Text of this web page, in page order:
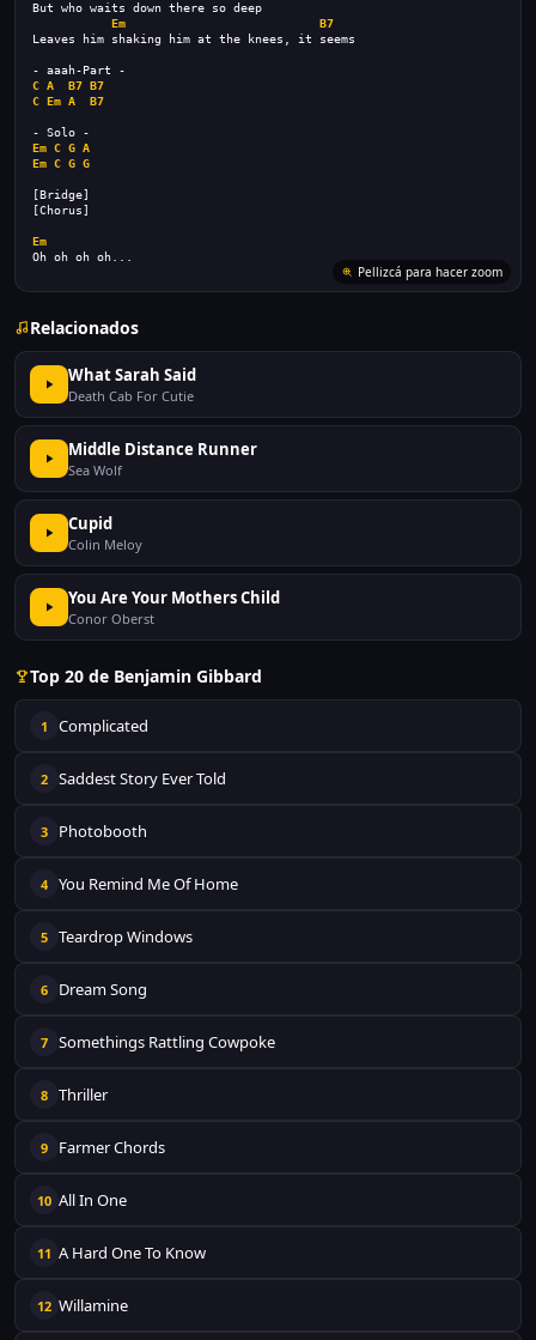
But who waits down there so deep
Em
B7
Leaves him shaking him at the knees, it seems
- aaah-Part -
C A B7 B7
C Em A B7
- Solo -
Em C G A
Em C G G
[Bridge]
[Chorus]
Em
Oh oh oh oh...
Pellizcá para hacer zoom
Relacionados
What Sarah Said
Death Cab For Cutie
Middle Distance Runner
Sea Wolf
Cupid
Colin Meloy
You Are Your Mothers Child
Conor Oberst
Top 20 de Benjamin Gibbard
1 Complicated
2 Saddest Story Ever Told
3 Photobooth
4 You Remind Me Of Home
5 Teardrop Windows
6 Dream Song
7 Somethings Rattling Cowpoke
8 Thriller
9 Farmer Chords
10 All In One
11 A Hard One To Know
12 Willamine